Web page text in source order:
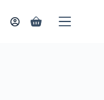
Shopping